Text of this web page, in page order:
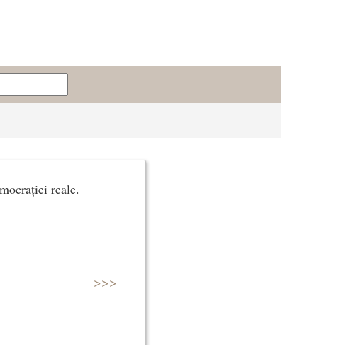
reale.
>>>